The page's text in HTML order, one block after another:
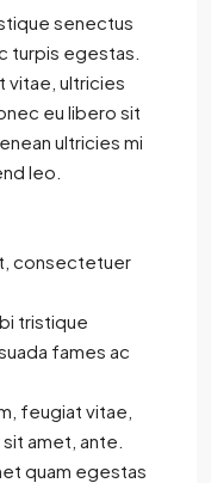
senectus
turpis egestas.
vitae, ultricies
eu libero sit
ultricies mi
leo.
consectetuer
tristique
fames ac
feugiat vitae,
amet, ante.
quam egestas